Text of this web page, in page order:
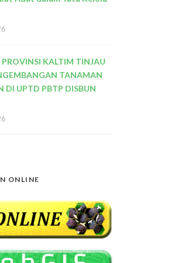
KALTIM TINJAU
TANAMAN
DI UPTD PBTP DISBUN
ONLINE